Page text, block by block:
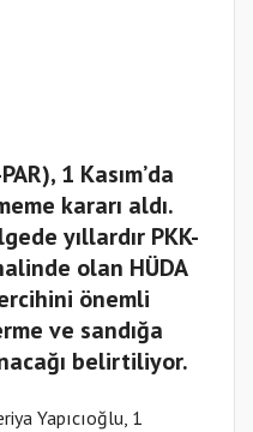
1 Kasım’da
kararı aldı.
yıllardır PKK-
olan HÜDA
önemli
ve sandığa
belirtiliyor.
Yapıcıoğlu, 1